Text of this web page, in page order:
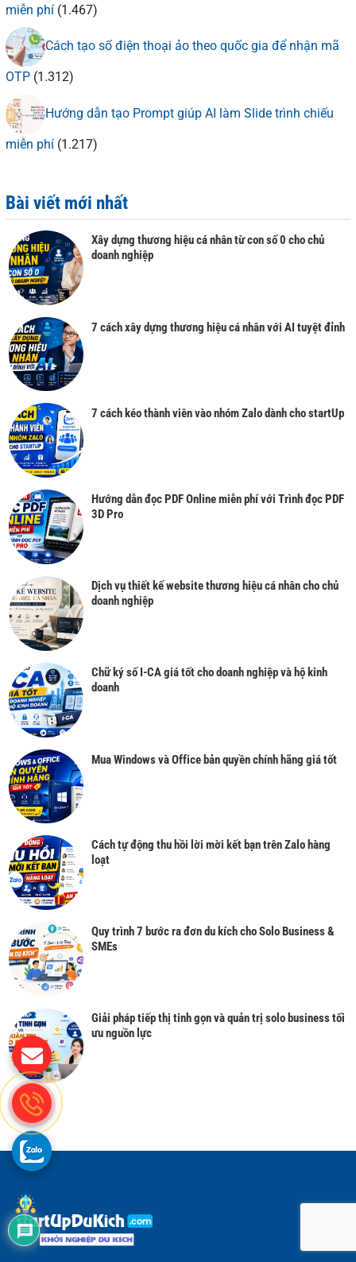
miễn phí (1.467)
Cách tạo số điện thoại ảo theo quốc gia để nhận mã
OTP (1.312)
Hướng dẫn tạo Prompt giúp AI làm Slide trình chiếu
miễn phí (1.217)
Bài viết mới nhất
Xây dựng thương hiệu cá nhân từ con số 0 cho chủ
doanh nghiệp
7 cách xây dựng thương hiệu cá nhân với AI tuyệt đỉnh
7 cách kéo thành viên vào nhóm Zalo dành cho startUp
Hướng dẫn đọc PDF Online miễn phí với Trình đọc PDF
3D Pro
Dịch vụ thiết kế website thương hiệu cá nhân cho chủ
doanh nghiệp
Chữ ký số I-CA giá tốt cho doanh nghiệp và hộ kinh
doanh
Mua Windows và Office bản quyền chính hãng giá tốt
Cách tự động thu hồi lời mời kết bạn trên Zalo hàng
loạt
Quy trình 7 bước ra đơn du kích cho Solo Business &
SMEs
Giải pháp tiếp thị tinh gọn và quản trị solo business tối
ưu nguồn lực
1